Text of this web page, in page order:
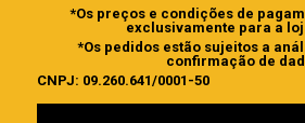
*Os preços e condições de
exclusivamente para a
*Os pedidos estão sujeitos a
confirmação de
CNPJ: 09.260.641/0001-50